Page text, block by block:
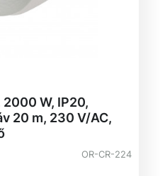
W, IP20,
20 m, 230 V/AC,
OR-CR-224